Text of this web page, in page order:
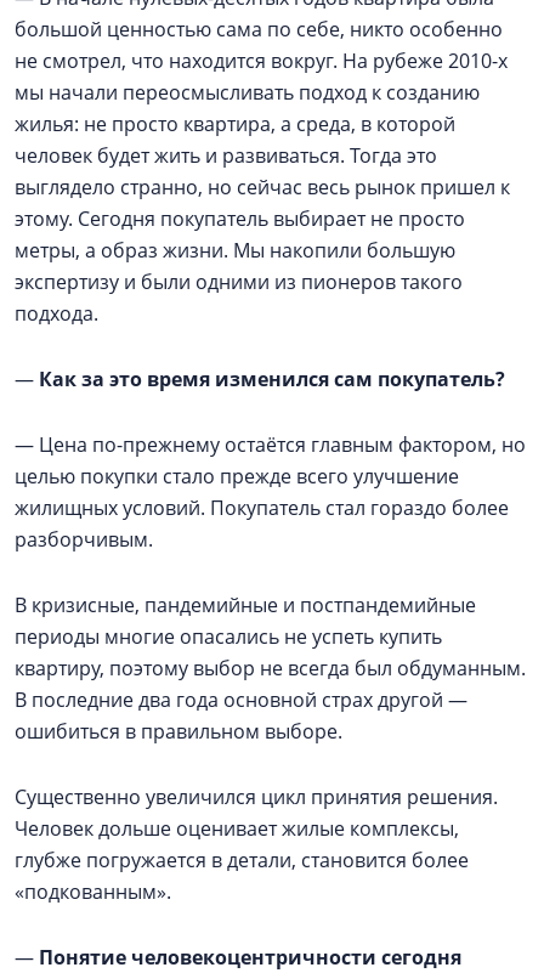
большой ценностью сама по себе, никто особенно
не смотрел, что находится вокруг. На рубеже 2010-х
мы начали переосмысливать подход к созданию
жилья: не просто квартира, а среда, в которой
человек будет жить и развиваться. Тогда это
выглядело странно, но сейчас весь рынок пришел к
этому. Сегодня покупатель выбирает не просто
метры, а образ жизни. Мы накопили большую
экспертизу и были одними из пионеров такого
подхода.
— Как за это время изменился сам покупатель?
— Цена по-прежнему остаётся главным фактором, но
целью покупки стало прежде всего улучшение
жилищных условий. Покупатель стал гораздо более
разборчивым.
В кризисные, пандемийные и постпандемийные
периоды многие опасались не успеть купить
квартиру, поэтому выбор не всегда был обдуманным.
В последние два года основной страх другой —
ошибиться в правильном выборе.
Существенно увеличился цикл принятия решения.
Человек дольше оценивает жилые комплексы,
глубже погружается в детали, становится более
«подкованным».
— Понятие человекоцентричности сегодня